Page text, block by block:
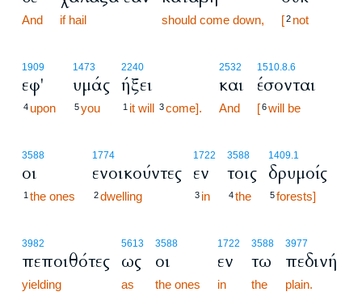
And if hail should come down, [2 not
1909
εφ'
4 upon
1473
υμάς
5you
2240
ήξει
1 it will 3come].
2532
και
And
1510.8.6
έσονται
[6will be
3588
οι
1 the ones
1774
ενοικούντες
2dwelling
1722
εν
3 in
3588
τοις
4the
1409.1
δρυμοίς
5forests]
3982
πεποιθότες
yielding
5613
ως
as
3588
οι
the ones
1722
εν
in
3588
τω
the
3977
πεδινή
plain.